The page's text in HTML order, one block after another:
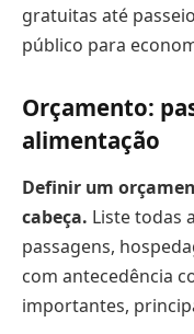
gratuitas até
público para
Orçamento:
alimentação
Definir um
cabeça. Liste todas
passagens,
com antecedência
importantes,